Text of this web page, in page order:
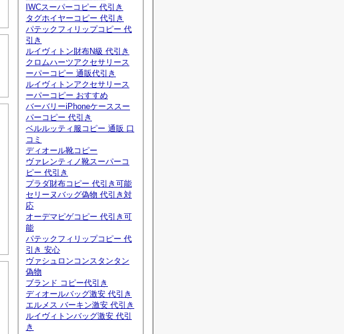
IWCスーパーコピー 代引き
タグホイヤーコピー 代引き
パテックフィリップコピー 代
引き
ルイヴィトン財布N級 代引き
クロムハーツアクセサリース
ーパーコピー 通販代引き
ルイヴィトンアクセサリース
ーパーコピー おすすめ
バーバリーiPhoneケーススー
パーコピー 代引き
ベルルッティ服コピー 通販 口
コミ
ディオール靴コピー
ヴァレンティノ靴スーパーコ
ピー 代引き
プラダ財布コピー 代引き可能
セリーヌバッグ偽物 代引き対
応
オーデマピゲコピー 代引き可
能
パテックフィリップコピー 代
引き 安心
ヴァシュロンコンスタンタン
偽物
ブランド コピー代引き
ディオールバッグ激安 代引き
エルメス バーキン激安 代引き
ルイヴィトンバッグ激安 代引
き